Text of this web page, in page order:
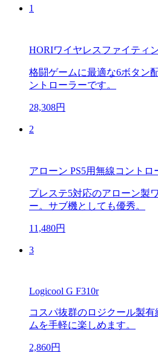
1
HORIワイヤレスファイティ
格闘ゲームに最適な6ボタン
ントローラーです。
28,308円
2
アローン PS5用無線コントロ
プレステ5対応のアローン製
ー。サブ機としても優秀。
11,480円
3
Logicool G F310r
コスパ抜群のロジクール製
ムを手軽に楽しめます。
2,860円